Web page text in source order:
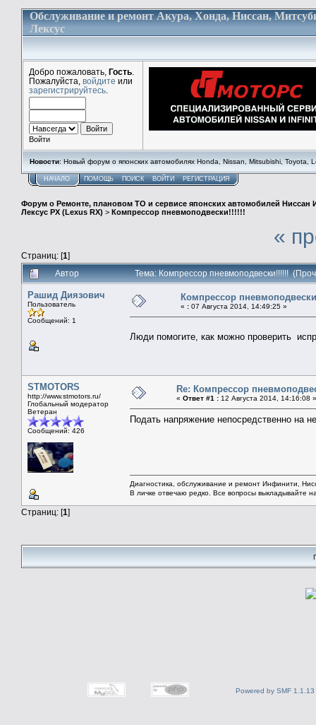
Обслуживание и ремонт Акура, Хонда, Ниссан,
Лексус
Добро пожаловать, Гость
Пожалуйста, войдите или
зарегистрируйтесь
Войти
Новости: Новый форум о японских автомобилях Honda, Nissan, Mitsubishi, Toyota,
НАЧАЛО ПОМОЩЬ ПОИСК ВОЙТИ РЕГИСТРАЦИЯ
Форум о Ремонте, плановом ТО и сервисе японских автомобилей
Лексус РХ (Lexus RX) > Компрессор пневмоподвески!!!!!!
Страниц: [1]
«
Автор Тема: Компрессор пневмоподвески!!!!!!
Рашид Диязович
Пользователь
Сообщений: 1
Компрессор
« : 07 Августа 2014, 14:49:25 »
Люди помогите, как можно проверить
STMOTORS
http://www.stmotors.ru/
Глобальный модератор
Ветеран
Сообщений: 426
Re: Компрессор
« Ответ #1 : 12 Августа 2014, 14:16:08 »
Подать напряжение непосредственно на
Диагностика, обслуживание и ремонт Инфинити,
В личке отвечаю редко. Все вопросы выкладывайте
Страниц: [1]
Powered by SMF 1.1.13